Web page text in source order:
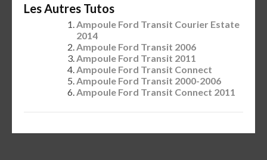
Les Autres Tutos
Ampoule Ford Transit Courier Estate
2014
Ampoule Ford Transit 2006
Ampoule Ford Transit 2011
Ampoule Ford Transit Connect
Ampoule Ford Transit 2000-2006
Ampoule Ford Transit Connect 2011